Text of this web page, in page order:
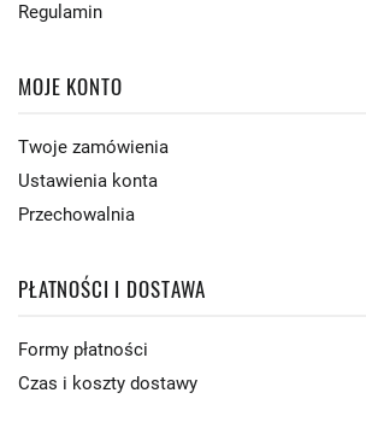
Regulamin
MOJE KONTO
Twoje zamówienia
Ustawienia konta
Przechowalnia
PŁATNOŚCI I DOSTAWA
Formy płatności
Czas i koszty dostawy